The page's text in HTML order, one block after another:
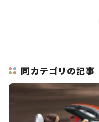
同カテゴリの記事